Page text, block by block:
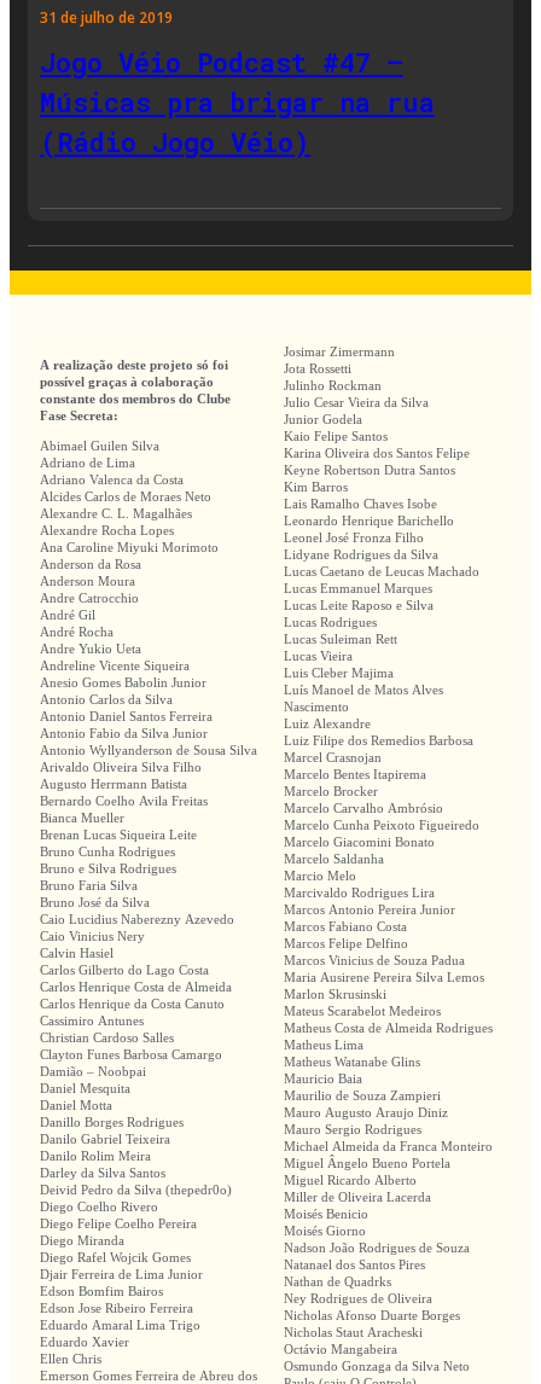
31 de julho de 2019
Jogo Véio Podcast #47 –
Músicas pra brigar na rua
(Rádio Jogo Véio)
A realização deste projeto só foi
possível graças à colaboração
constante dos membros do Clube
Fase Secreta:
Abimael Guilen Silva
Adriano de Lima
Adriano Valenca da Costa
Alcides Carlos de Moraes Neto
Alexandre C. L. Magalhães
Alexandre Rocha Lopes
Ana Caroline Miyuki Morimoto
Anderson da Rosa
Anderson Moura
Andre Catrocchio
André Gil
André Rocha
Andre Yukio Ueta
Andreline Vicente Siqueira
Anesio Gomes Babolin Junior
Antonio Carlos da Silva
Antonio Daniel Santos Ferreira
Antonio Fabio da Silva Junior
Antonio Wyllyanderson de Sousa Silva
Arivaldo Oliveira Silva Filho
Augusto Herrmann Batista
Bernardo Coelho Avila Freitas
Bianca Mueller
Brenan Lucas Siqueira Leite
Bruno Cunha Rodrigues
Bruno e Silva Rodrigues
Bruno Faria Silva
Bruno José da Silva
Caio Lucidius Naberezny Azevedo
Caio Vinicius Nery
Calvin Hasiel
Carlos Gilberto do Lago Costa
Carlos Henrique Costa de Almeida
Carlos Henrique da Costa Canuto
Cassimiro Antunes
Christian Cardoso Salles
Clayton Funes Barbosa Camargo
Damião – Noobpai
Daniel Mesquita
Daniel Motta
Danillo Borges Rodrigues
Danilo Gabriel Teixeira
Danilo Rolim Meira
Darley da Silva Santos
Deivid Pedro da Silva (thepedr0o)
Diego Coelho Rivero
Diego Felipe Coelho Pereira
Diego Miranda
Diego Rafel Wojcik Gomes
Djair Ferreira de Lima Junior
Edson Bomfim Bairos
Edson Jose Ribeiro Ferreira
Eduardo Amaral Lima Trigo
Eduardo Xavier
Ellen Chris
Emerson Gomes Ferreira de Abreu dos
Josimar Zimermann
Jota Rossetti
Julinho Rockman
Julio Cesar Vieira da Silva
Junior Godela
Kaio Felipe Santos
Karina Oliveira dos Santos Felipe
Keyne Robertson Dutra Santos
Kim Barros
Lais Ramalho Chaves Isobe
Leonardo Henrique Barichello
Leonel José Fronza Filho
Lidyane Rodrigues da Silva
Lucas Caetano de Leucas Machado
Lucas Emmanuel Marques
Lucas Leite Raposo e Silva
Lucas Rodrigues
Lucas Suleiman Rett
Lucas Vieira
Luis Cleber Majima
Luís Manoel de Matos Alves
Nascimento
Luiz Alexandre
Luiz Filipe dos Remedios Barbosa
Marcel Crasnojan
Marcelo Bentes Itapirema
Marcelo Brocker
Marcelo Carvalho Ambrósio
Marcelo Cunha Peixoto Figueiredo
Marcelo Giacomini Bonato
Marcelo Saldanha
Marcio Melo
Marcivaldo Rodrigues Lira
Marcos Antonio Pereira Junior
Marcos Fabiano Costa
Marcos Felipe Delfino
Marcos Vinicius de Souza Padua
Maria Ausirene Pereira Silva Lemos
Marlon Skrusinski
Mateus Scarabelot Medeiros
Matheus Costa de Almeida Rodrigues
Matheus Lima
Matheus Watanabe Glins
Mauricio Baia
Maurilio de Souza Zampieri
Mauro Augusto Araujo Diniz
Mauro Sergio Rodrigues
Michael Almeida da Franca Monteiro
Miguel Ângelo Bueno Portela
Miguel Ricardo Alberto
Miller de Oliveira Lacerda
Moisés Benicio
Moisés Giorno
Nadson João Rodrigues de Souza
Natanael dos Santos Pires
Nathan de Quadrks
Ney Rodrigues de Oliveira
Nicholas Afonso Duarte Borges
Nicholas Staut Aracheski
Octávio Mangabeira
Osmundo Gonzaga da Silva Neto